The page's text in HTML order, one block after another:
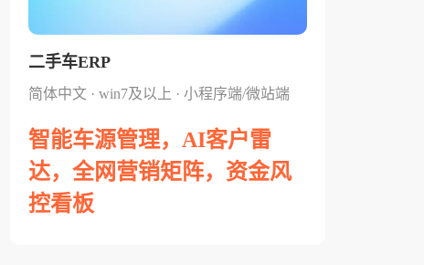
二手车ERP
简体中文 · win7及以上 · 小程序端/微站端
智能车源管理，AI客户雷
达，全网营销矩阵，资金风
控看板